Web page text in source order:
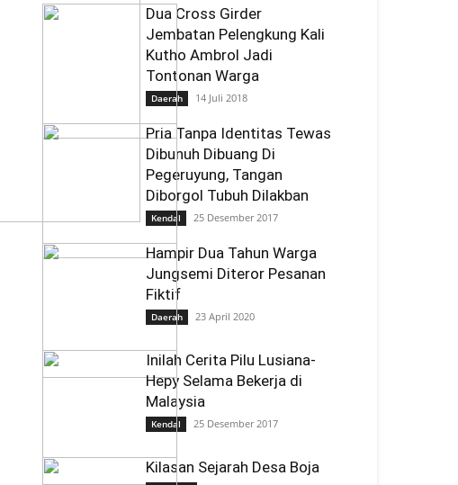
Dua Cross Girder
Jembatan Pelengkung Kali
Kutho Ambrol Jadi
Tontonan Warga
Daerah 14 Juli 2018
Pria Tanpa Identitas Tewas
Dibunuh Dibuang Di
Pegeruyung, Tangan
Diborgol Tubuh Dilakban
Kendal 25 Desember 2017
Hampir Dua Tahun Warga
Jungsemi Diteror Pesanan
Fiktif
Daerah 23 April 2020
Inilah Cerita Pilu Lusiana-
Hepy Selama Bekerja di
Malaysia
Kendal 25 Desember 2017
Kilasan Sejarah Desa Boja